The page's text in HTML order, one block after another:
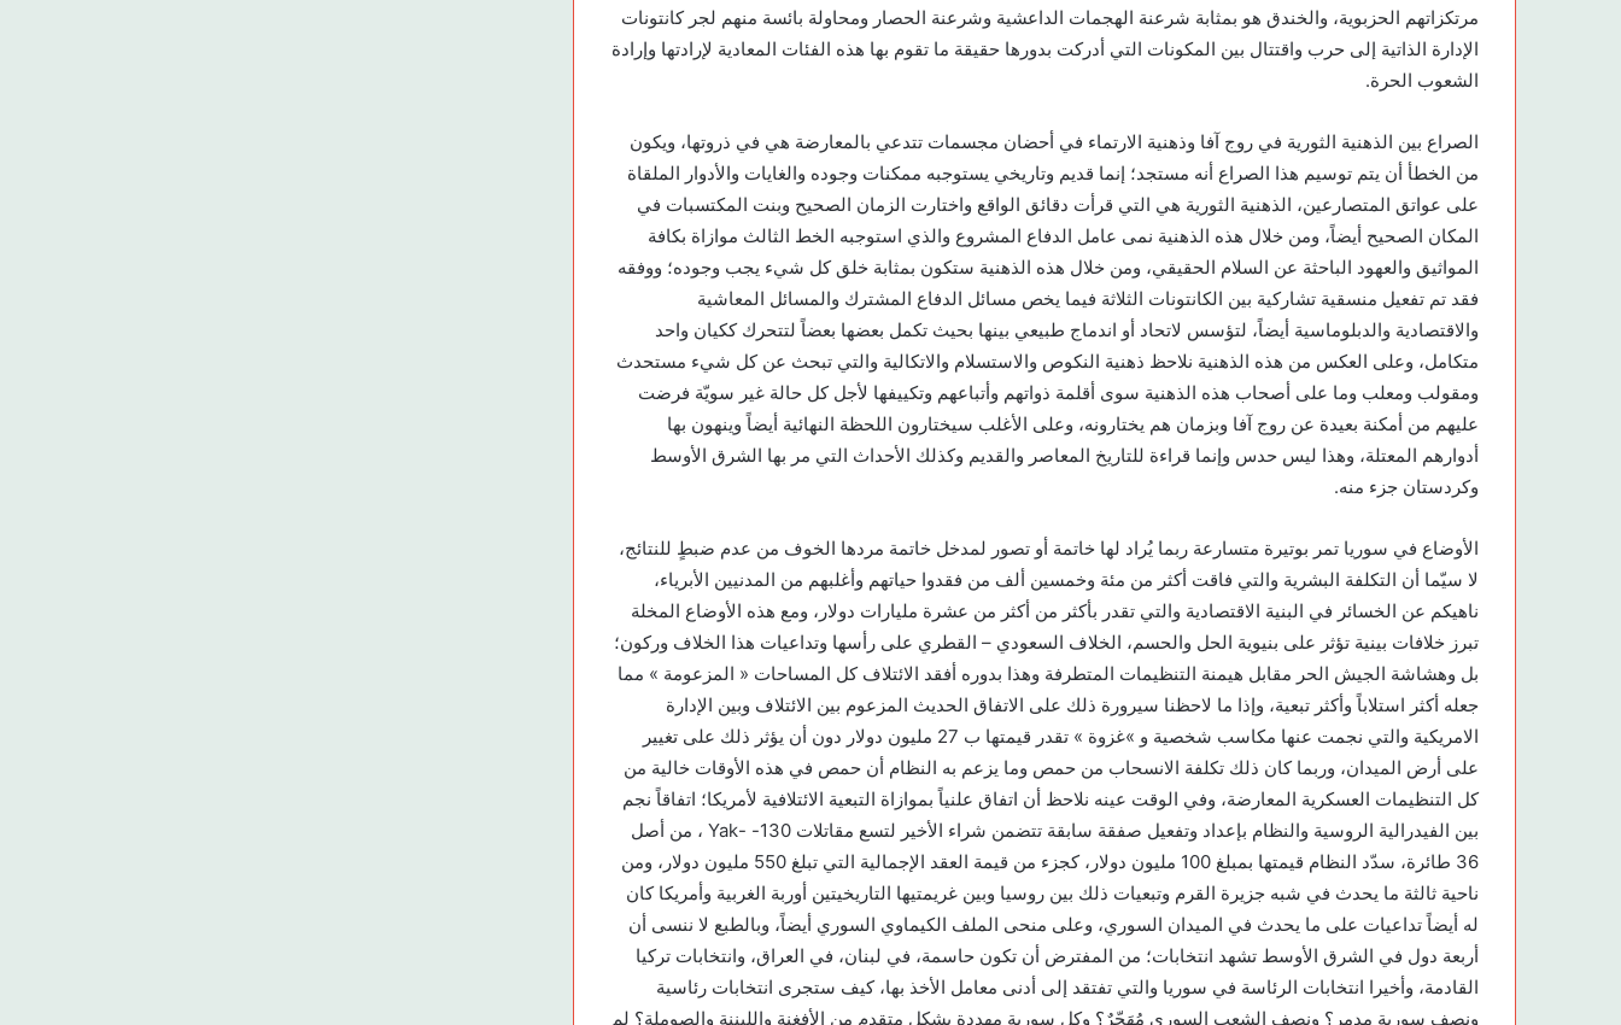
مرتكزاتهم الحزبوية، والخندق هو بمثابة شرعنة الهجمات الداعشية وشرعنة الحصار ومحاولة بائسة منهم لجر كانتونات
الإدارة الذاتية إلى حرب واقتتال بين المكونات التي أدركت بدورها حقيقة ما تقوم بها هذه الفئات المعادية لإرادتها وإرادة
الشعوب الحرة.
الصراع بين الذهنية الثورية في روج آفا وذهنية الارتماء في أحضان مجسمات تتدعي بالمعارضة هي في ذروتها، ويكون
من الخطأ أن يتم توسيم هذا الصراع أنه مستجد؛ إنما قديم وتاريخي يستوجبه ممكنات وجوده والغايات والأدوار الملقاة
على عواتق المتصارعين، الذهنية الثورية هي التي قرأت دقائق الواقع واختارت الزمان الصحيح وبنت المكتسبات في
المكان الصحيح أيضاً، ومن خلال هذه الذهنية نمى عامل الدفاع المشروع والذي استوجبه الخط الثالث موازاة بكافة
المواثيق والعهود الباحثة عن السلام الحقيقي، ومن خلال هذه الذهنية ستكون بمثابة خلق كل شيء يجب وجوده؛ ووفقه
فقد تم تفعيل منسقية تشاركية بين الكانتونات الثلاثة فيما يخص مسائل الدفاع المشترك والمسائل المعاشية
والاقتصادية والدبلوماسية أيضاً، لتؤسس لاتحاد أو اندماج طبيعي بينها بحيث تكمل بعضها بعضاً لتتحرك ككيان واحد
متكامل، وعلى العكس من هذه الذهنية نلاحظ ذهنية النكوص والاستسلام والاتكالية والتي تبحث عن كل شيء مستحدث
ومقولب ومعلب وما على أصحاب هذه الذهنية سوى أقلمة ذواتهم وأتباعهم وتكييفها لأجل كل حالة غير سويّة فرضت
عليهم من أمكنة بعيدة عن روج آفا وبزمان هم يختارونه، وعلى الأغلب سيختارون اللحظة النهائية أيضاً وينهون بها
أدوارهم المعتلة، وهذا ليس حدس وإنما قراءة للتاريخ المعاصر والقديم وكذلك الأحداث التي مر بها الشرق الأوسط
وكردستان جزء منه.
الأوضاع في سوريا تمر بوتيرة متسارعة ربما يُراد لها خاتمة أو تصور لمدخل خاتمة مردها الخوف من عدم ضبطٍ للنتائج،
لا سيّما أن التكلفة البشرية والتي فاقت أكثر من مئة وخمسين ألف من فقدوا حياتهم وأغلبهم من المدنيين الأبرياء،
ناهيكم عن الخسائر في البنية الاقتصادية والتي تقدر بأكثر من أكثر من عشرة مليارات دولار، ومع هذه الأوضاع المخلة
تبرز خلافات بينية تؤثر على بنيوية الحل والحسم، الخلاف السعودي – القطري على رأسها وتداعيات هذا الخلاف وركون؛
بل وهشاشة الجيش الحر مقابل هيمنة التنظيمات المتطرفة وهذا بدوره أفقد الائتلاف كل المساحات « المزعومة » مما
جعله أكثر استلاباً وأكثر تبعية، وإذا ما لاحظنا سيرورة ذلك على الاتفاق الحديث المزعوم بين الائتلاف وبين الإدارة
الامريكية والتي نجمت عنها مكاسب شخصية و »غزوة » تقدر قيمتها ب 27 مليون دولار دون أن يؤثر ذلك على تغيير
على أرض الميدان، وربما كان ذلك تكلفة الانسحاب من حمص وما يزعم به النظام أن حمص في هذه الأوقات خالية من
كل التنظيمات العسكرية المعارضة، وفي الوقت عينه نلاحظ أن اتفاق علنياً بموازاة التبعية الائتلافية لأمريكا؛ اتفاقاً نجم
بين الفيدرالية الروسية والنظام بإعداد وتفعيل صفقة سابقة تتضمن شراء الأخير لتسع مقاتلات 130- -Yak ، من أصل
36 طائرة، سدّد النظام قيمتها بمبلغ 100 مليون دولار، كجزء من قيمة العقد الإجمالية التي تبلغ 550 مليون دولار، ومن
ناحية ثالثة ما يحدث في شبه جزيرة القرم وتبعيات ذلك بين روسيا وبين غريمتيها التاريخيتين أوربة الغربية وأمريكا كان
له أيضاً تداعيات على ما يحدث في الميدان السوري، وعلى منحى الملف الكيماوي السوري أيضاً، وبالطبع لا ننسى أن
أربعة دول في الشرق الأوسط تشهد انتخابات؛ من المفترض أن تكون حاسمة، في لبنان، في العراق، وانتخابات تركيا
القادمة، وأخيرا انتخابات الرئاسة في سوريا والتي تفتقد إلى أدنى معامل الأخذ بها، كيف ستجرى انتخابات رئاسية
ونصف سورية مدمر؟ ونصف الشعب السوري مُهَجّرٌ؟ وكل سورية مهددة بشكل متقدم من الأفغنة واللبننة والصوملة؟ لم